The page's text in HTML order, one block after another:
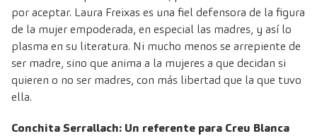
por aceptar. Laura Freixas es una fiel defensora de la figura
de la mujer empoderada, en especial las madres, y así lo
plasma en su literatura. Ni mucho menos se arrepiente de
ser madre, sino que anima a la mujeres a que decidan si
quieren o no ser madres, con más libertad que la que tuvo
ella.
Conchita Serrallach: Un referente para Creu Blanca